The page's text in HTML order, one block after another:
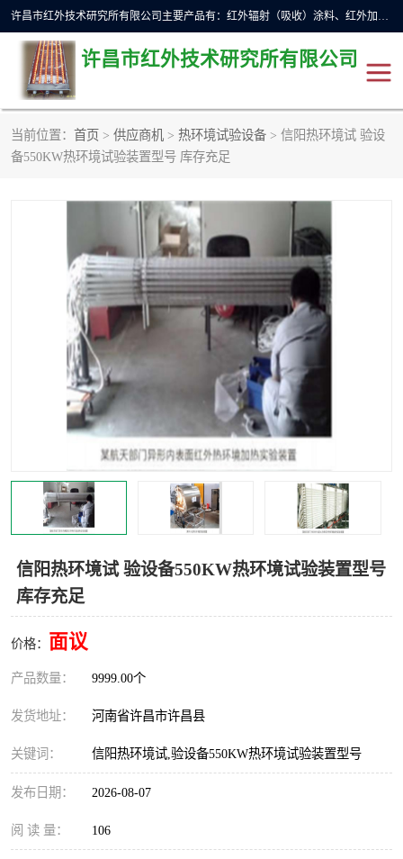
许昌市红外技术研究所有限公司主要产品有：红外辐射（吸收）涂料、红外加热元件、红外辐射加热模块（板）、红外辐射加热炉（箱）、快速红外辐射加热器、系列高端红外加热实验设备、系列红外加热控制器等。
许昌市红外技术研究所有限公司
当前位置： 首页 > 供应商机 > 热环境试验设备 > 信阳热环境试 验设
备550KW热环境试验装置型号 库存充足
信阳热环境试 验设备550KW热环境试验装置型号
库存充足
价格： 面议
产品数量： 9999.00个
发货地址： 河南省许昌市许昌县
关键词： 信阳热环境试,验设备550KW热环境试验装置型号
发布日期： 2026-08-07
阅 读 量： 106
红外加热设备 红外辐射加热炉
红外辐射涂料 红外辐射加热器
红外辐射加热模块 定制红外加热实验设备
红外加热元件 红外辐射吸收涂料
高端红外加热实验设备 电工电气
高温涂料 红外加热控制器
热环境试验设备
红外辐射表面材料 定波长红外辐射加热器
快速红外辐射聚焦炉
碳纤维红外辐射加热管